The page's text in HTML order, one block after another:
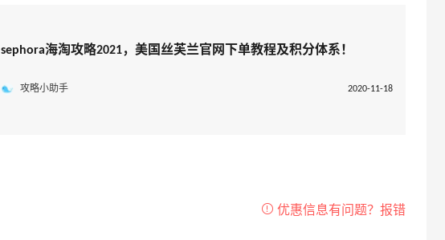
sephora海淘攻略2021，美国丝芙兰官网下单教程及积分体系！
攻略小助手 2020-11-18
最高70%返利